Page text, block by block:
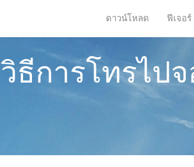
ดาวน์โหลด ฟีเจอร์
วิธีการโทรไป